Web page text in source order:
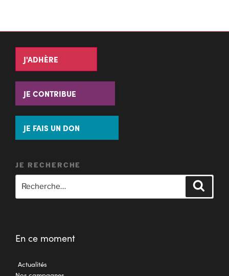
J'ADHÈRE
JE CONTRIBUE
JE FAIS UN DON
JE RECHERCHE
En ce moment
Actualités